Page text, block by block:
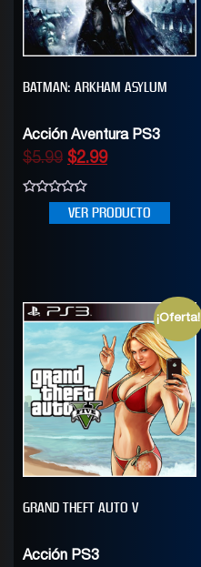
BATMAN: ARKHAM ASYLUM
Acción Aventura PS3
$5.99 $2.99
VER PRODUCTO
¡Oferta!
GRAND THEFT AUTO V
Acción PS3